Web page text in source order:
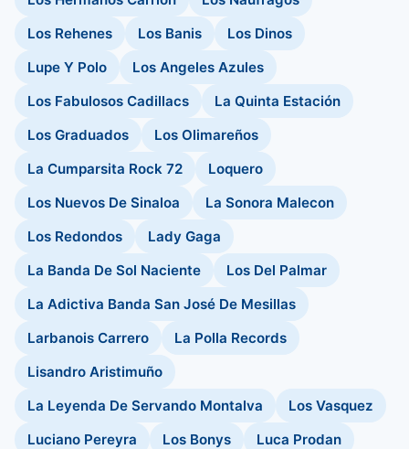
Los Rehenes
Los Banis
Los Dinos
Lupe Y Polo
Los Angeles Azules
Los Fabulosos Cadillacs
La Quinta Estación
Los Graduados
Los Olimareños
La Cumparsita Rock 72
Loquero
Los Nuevos De Sinaloa
La Sonora Malecon
Los Redondos
Lady Gaga
La Banda De Sol Naciente
Los Del Palmar
La Adictiva Banda San José De Mesillas
Larbanois Carrero
La Polla Records
Lisandro Aristimuño
La Leyenda De Servando Montalva
Los Vasquez
Luciano Pereyra
Los Bonys
Luca Prodan